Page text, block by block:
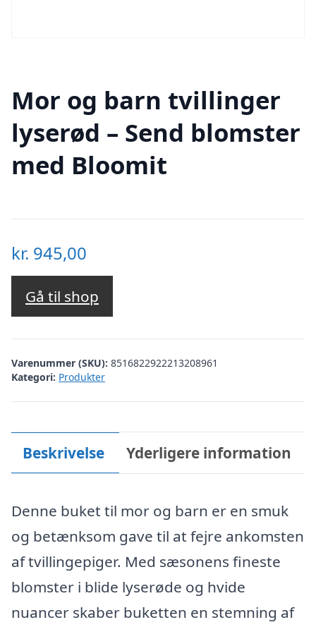
Mor og barn tvillinger
lyserød – Send blomster
med Bloomit
kr. 945,00
Gå til shop
Varenummer (SKU): 8516822922213208961
Kategori: Produkter
Beskrivelse Yderligere information
Denne buket til mor og barn er en smuk
og betænksom gave til at fejre ankomsten
af tvillingepiger. Med sæsonens fineste
blomster i blide lyserøde og hvide
nuancer skaber buketten en stemning af